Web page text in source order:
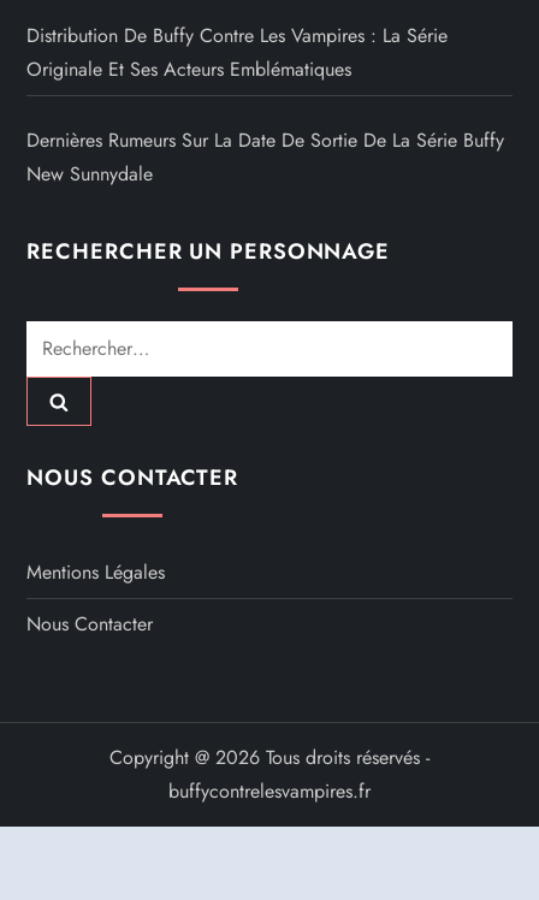
Distribution De Buffy Contre Les Vampires : La Série
Originale Et Ses Acteurs Emblématiques
Dernières Rumeurs Sur La Date De Sortie De La Série Buffy
New Sunnydale
RECHERCHER UN PERSONNAGE
Rechercher :
NOUS CONTACTER
Mentions Légales
Nous Contacter
Copyright @ 2026 Tous droits réservés -
buffycontrelesvampires.fr